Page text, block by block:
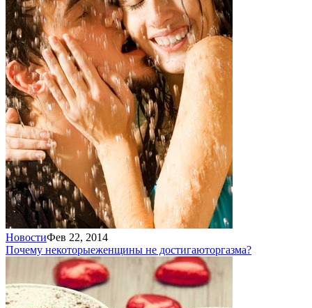
НовостиФев 22, 2014
Почему некоторыеженщины не достигаюторгазма?